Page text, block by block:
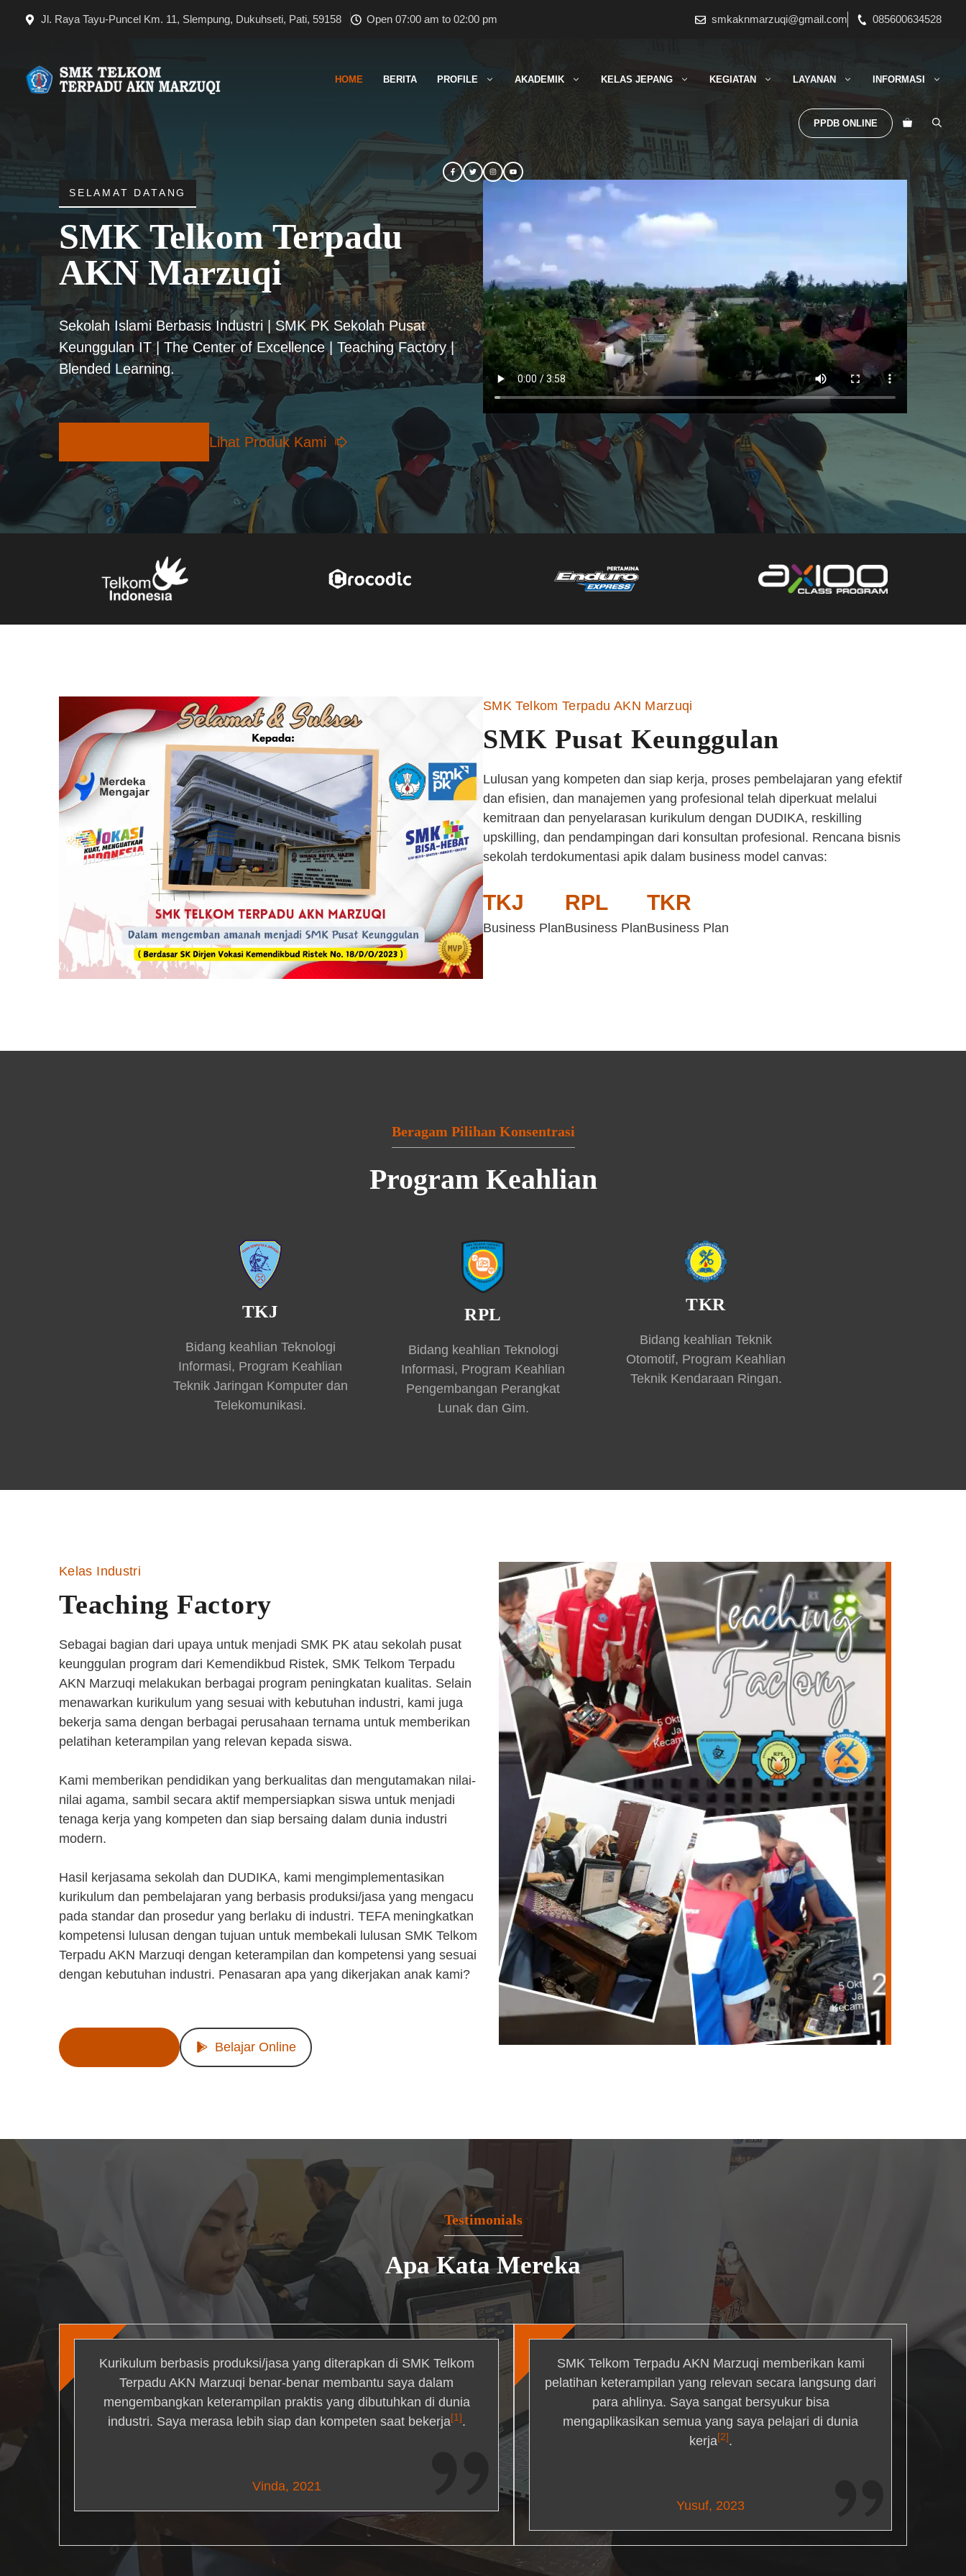
Jl. Raya Tayu-Puncel Km. 11, Slempung, Dukuhseti, Pati, 59158 Open 07:00 am to 02:00 pm smkaknmarzuqi@gmail.com 085600634528
HOME BERITA PROFILE AKADEMIK KELAS JEPANG KEGIATAN LAYANAN INFORMASI
PPDB ONLINE
SELAMAT DATANG
SMK Telkom Terpadu
AKN Marzuqi
Sekolah Islami Berbasis Industri | SMK PK Sekolah Pusat
Keunggulan IT | The Center of Excellence | Teaching Factory |
Blended Learning.
Lihat Produk Kami
SMK Telkom Terpadu AKN Marzuqi
SMK Pusat Keunggulan
Lulusan yang kompeten dan siap kerja, proses pembelajaran yang efektif
dan efisien, dan manajemen yang profesional telah diperkuat melalui
kemitraan dan penyelarasan kurikulum dengan DUDIKA, reskilling
upskilling, dan pendampingan dari konsultan profesional. Rencana bisnis
sekolah terdokumentasi apik dalam business model canvas:
TKJ
Business Plan
RPL
Business Plan
TKR
Business Plan
Beragam Pilihan Konsentrasi
Program Keahlian
TKJ
Bidang keahlian Teknologi
Informasi, Program Keahlian
Teknik Jaringan Komputer dan
Telekomunikasi.
RPL
Bidang keahlian Teknologi
Informasi, Program Keahlian
Pengembangan Perangkat
Lunak dan Gim.
TKR
Bidang keahlian Teknik
Otomotif, Program Keahlian
Teknik Kendaraan Ringan.
Kelas Industri
Teaching Factory
Sebagai bagian dari upaya untuk menjadi SMK PK atau sekolah pusat
keunggulan program dari Kemendikbud Ristek, SMK Telkom Terpadu
AKN Marzuqi melakukan berbagai program peningkatan kualitas. Selain
menawarkan kurikulum yang sesuai with kebutuhan industri, kami juga
bekerja sama dengan berbagai perusahaan ternama untuk memberikan
pelatihan keterampilan yang relevan kepada siswa.
Kami memberikan pendidikan yang berkualitas dan mengutamakan nilai-
nilai agama, sambil secara aktif mempersiapkan siswa untuk menjadi
tenaga kerja yang kompeten dan siap bersaing dalam dunia industri
modern.
Hasil kerjasama sekolah dan DUDIKA, kami mengimplementasikan
kurikulum dan pembelajaran yang berbasis produksi/jasa yang mengacu
pada standar dan prosedur yang berlaku di industri. TEFA meningkatkan
kompetensi lulusan dengan tujuan untuk membekali lulusan SMK Telkom
Terpadu AKN Marzuqi dengan keterampilan dan kompetensi yang sesuai
dengan kebutuhan industri. Penasaran apa yang dikerjakan anak kami?
Belajar Online
Testimonials
Apa Kata Mereka
Kurikulum berbasis produksi/jasa yang diterapkan di SMK Telkom
Terpadu AKN Marzuqi benar-benar membantu saya dalam
mengembangkan keterampilan praktis yang dibutuhkan di dunia
industri. Saya merasa lebih siap dan kompeten saat bekerja[1].
Vinda, 2021
SMK Telkom Terpadu AKN Marzuqi memberikan kami
pelatihan keterampilan yang relevan secara langsung dari
para ahlinya. Saya sangat bersyukur bisa
mengaplikasikan semua yang saya pelajari di dunia
kerja[2].
Yusuf, 2023